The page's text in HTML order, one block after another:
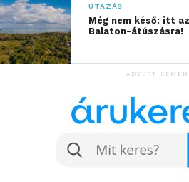
UTAZÁS
Még nem késő: itt
Balaton-átúszásra!